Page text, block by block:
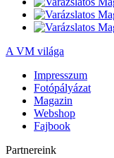
A VM világa
Impresszum
Fotópályázat
Magazin
Webshop
Fajbook
Partnereink